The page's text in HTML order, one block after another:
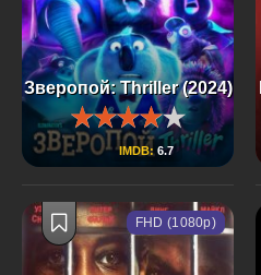
Зверопой: Thriller (2024)
IMDB: 6.7
FHD (1080p)